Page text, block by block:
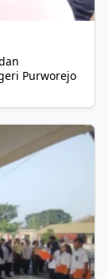
Purworejo